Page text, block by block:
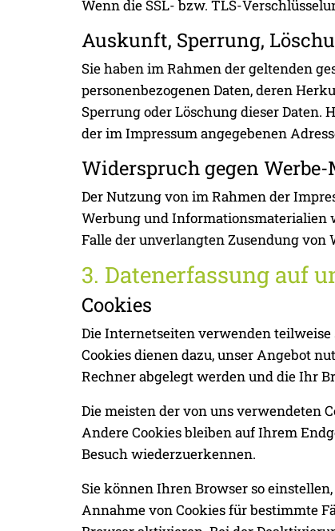
Wenn die SSL- bzw. TLS-
Auskunft, Sperrung,
Sie haben im Rahmen der geltenden
personenbezogenen Daten, deren
Sperrung oder Löschung dieser Daten.
der im Impressum angegebenen
Widerspruch gegen
Der Nutzung von im Rahmen der
Werbung und Informationsmaterialien
Falle der unverlangten Zusendung von
3. Datenerfassung auf
Cookies
Die Internetseiten verwenden
Cookies dienen dazu, unser Angebot
Rechner abgelegt werden und die Ihr
Die meisten der von uns verwendeten
Andere Cookies bleiben auf Ihrem
Besuch wiederzuerkennen.
Sie können Ihren Browser so
Annahme von Cookies für bestimmte